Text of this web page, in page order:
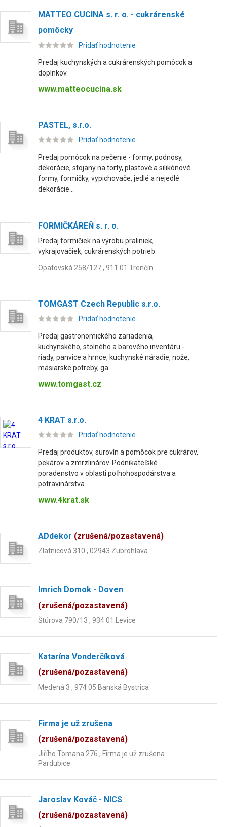
MATTEO CUCINA s. r. o. - cukrárenské
pomôcky
Pridať hodnotenie
Predaj kuchynských a cukrárenských pomôcok a
doplnkov.
www.matteocucina.sk
PASTEL, s.r.o.
Pridať hodnotenie
Predaj pomôcok na pečenie - formy, podnosy,
dekorácie, stojany na torty, plastové a silikónové
formy, formičky, vypichovače, jedlé a nejedlé
dekorácie...
FORMIČKÁREŇ s. r. o.
Predaj formičiek na výrobu praliniek,
vykrajovačiek, cukrárenských potrieb.
Opatovská 258/127 , 911 01 Trenčín
TOMGAST Czech Republic s.r.o.
Pridať hodnotenie
Predaj gastronomického zariadenia,
kuchynského, stolného a barového inventáru -
riady, panvice a hrnce, kuchynské náradie, nože,
mäsiarske potreby, ga...
www.tomgast.cz
4 KRAT s.r.o.
Pridať hodnotenie
Predaj produktov, surovín a pomôcok pre cukrárov,
pekárov a zmrzlinárov. Podnikateľské
poradenstvo v oblasti poľnohospodárstva a
potravinárstva.
www.4krat.sk
ADdekor (zrušená/pozastavená)
Zlatnicová 310 , 02943 Zubrohlava
Imrich Domok - Doven
(zrušená/pozastavená)
Štúrova 790/13 , 934 01 Levice
Katarína Vonderčíková
(zrušená/pozastavená)
Medená 3 , 974 05 Banská Bystrica
Firma je už zrušena
(zrušená/pozastavená)
Jiřího Tomana 276 , Firma je už zrušena
Pardubice
Jaroslav Kováč - NICS
(zrušená/pozastavená)